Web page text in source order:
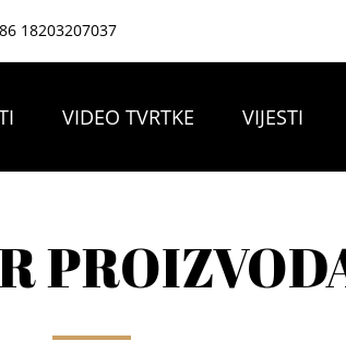
18203207037
VIDEO TVRTKE VIJESTI